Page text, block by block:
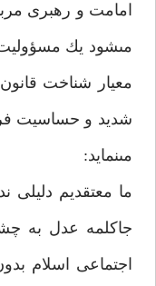
امامت و رهبرى
مى‏شود يك
معيار شناخت
شديد و حساسيت
مى‏نمايد:
ما معتقديم
جاكلمه عدل به